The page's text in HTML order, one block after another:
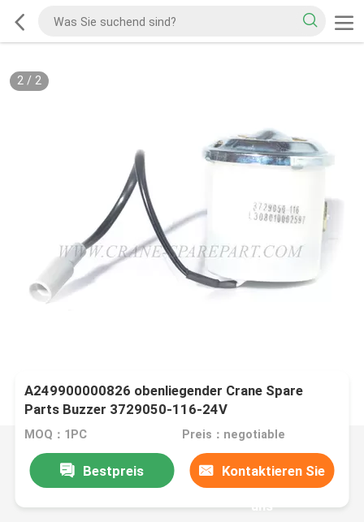
2/ 2
A249900000826 obenliegender Crane Spare
Parts Buzzer 3729050-116-24V
MOQ：1PC Preis：negotiable
Bestpreis Kontaktieren Sie
uns